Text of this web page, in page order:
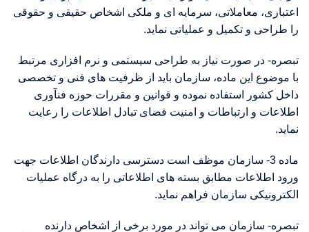
اعتباری، معاملاتی، سرمایه ای و ملکی اشخاص حقیقی و حقوقی
را طراحی و تکمیل و عملیاتی نماید.
تبصره- در صورت نیاز به طراحی سیستمی و نرم افزاری مرتبط
با موضوع این ماده، سازمان باید از ظرفیت های فنی و تخصصی
داخل کشور استفاده نموده و قوانین و مقررات حوزه فنآوری
اطلاعات و ارتباطات و امنیت فضای تبادل اطلاعات را رعایت
نماید.
ماده 3- سازمان موظف است دسترسی دارندگان اطلاعات جهت
ورود اطلاعات مطابق بسته های اطلاعاتی را به درگاه عملیات
الکترونیکی سازمان فراهم نماید.
تبصره- سازمان می تواند در مورد برخی از اشخاص دارنده